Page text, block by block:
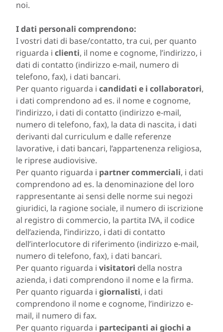
noi.
I dati personali comprendono:
I vostri dati di base/contatto, tra cui, per quanto
riguarda i clienti, il nome e cognome, l’indirizzo, i
dati di contatto (indirizzo e-mail, numero di
telefono, fax), i dati bancari.
Per quanto riguarda i candidati e i collaboratori,
i dati comprendono ad es. il nome e cognome,
l’indirizzo, i dati di contatto (indirizzo e-mail,
numero di telefono, fax), la data di nascita, i dati
derivanti dal curriculum e dalle referenze
lavorative, i dati bancari, l’appartenenza religiosa,
le riprese audiovisive.
Per quanto riguarda i partner commerciali, i dati
comprendono ad es. la denominazione del loro
rappresentante ai sensi delle norme sui negozi
giuridici, la ragione sociale, il numero di iscrizione
al registro di commercio, la partita IVA, il codice
dell’azienda, l’indirizzo, i dati di contatto
dell’interlocutore di riferimento (indirizzo e-mail,
numero di telefono, fax), i dati bancari.
Per quanto riguarda i visitatori della nostra
azienda, i dati comprendono il nome e la firma.
Per quanto riguarda i giornalisti, i dati
comprendono il nome e cognome, l’indirizzo e-
mail, il numero di fax.
Per quanto riguarda i partecipanti ai giochi a